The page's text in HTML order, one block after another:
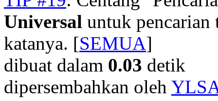
Universal untuk pencarian
katanya. [SEMUA]
dibuat dalam 0.03 detik
dipersembahkan oleh